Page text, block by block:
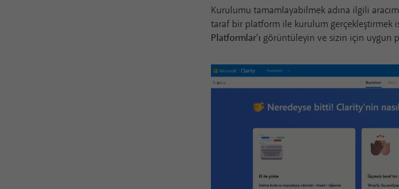
Kurulumu tamamlayabilmek adına ilgili
taraf bir platform ile kurulum gerçekleştirmek
Platformlar’ı görüntüleyin ve sizin için uygun